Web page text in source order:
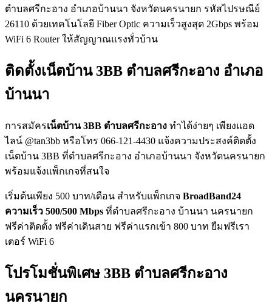
ตำบลศรีกะอาง อำเภอบ้านนา จังหวัดนครนายก รหัสไปรษณีย์
26110 ด้วยเทคโนโลยี Fiber Optic ความเร็วสูงสุด 2Gbps พร้อม
WiFi 6 Router ให้สัญญาณแรงทั่วบ้าน
ติดตั้งเน็ตบ้าน 3BB ตำบลศรีกะอาง อำเภอ
บ้านนา
การสมัครเน็ตบ้าน 3BB ตำบลศรีกะอาง ทำได้ง่ายๆ เพียงแอด
ไลน์ @tan3bb หรือโทร 066-121-4430 แจ้งความประสงค์ติดตั้ง
เน็ตบ้าน 3BB ที่ตำบลศรีกะอาง อำเภอบ้านนา จังหวัดนครนายก
พร้อมแจ้งแพ็กเกจที่สนใจ
เริ่มต้นเพียง 500 บาท/เดือน สำหรับแพ็กเกจ BroadBand24
ความเร็ว 500/500 Mbps ที่ตำบลศรีกะอาง บ้านนา นครนายก
ฟรีค่าติดตั้ง ฟรีค่าเดินสาย ฟรีค่าแรกเข้า 800 บาท ยืมฟรีเรา
เตอร์ WiFi 6
โปรโมชั่นพิเศษ 3BB ตำบลศรีกะอาง
นครนายก